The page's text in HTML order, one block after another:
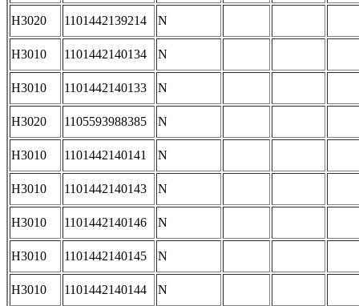
H3020 1101442139214 N
H3010 1101442140134 N
H3010 1101442140133 N
H3020 1105593988385 N
H3010 1101442140141 N
H3010 1101442140143 N
H3010 1101442140146 N
H3010 1101442140145 N
H3010 1101442140144 N